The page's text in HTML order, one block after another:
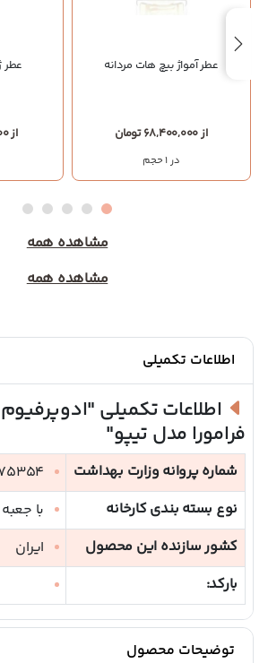
عطر آمواژ بیچ هات مردانه
از 68,400,000 تومان
در 1 حجم
عطر
از 21,000,000 تومان
مشاهده همه
مشاهده همه
اطلاعات تکمیلی
اطلاعات تکمیلی
فرامورا مدل تیپو"
شماره پروانه وزارت بهداشت
نوع بسته بندی کارخانه
با
کشور سازنده این محصول
ایران
بارکد:
توضیحات محصول